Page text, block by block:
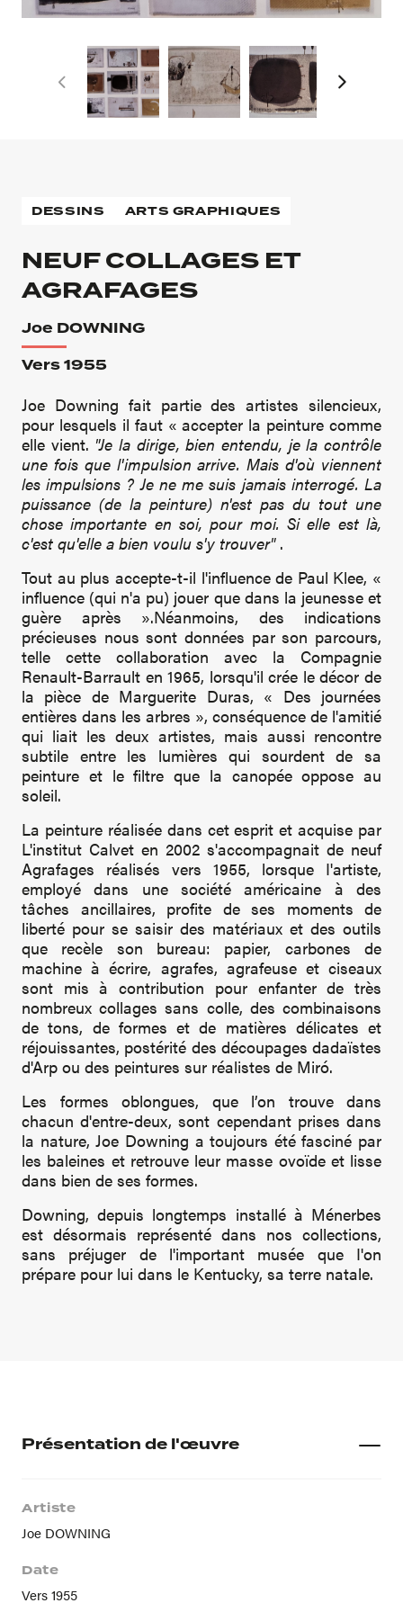
DESSINS ARTS GRAPHIQUES
NEUF COLLAGES ET
AGRAFAGES
Joe DOWNING
Vers 1955
Joe Downing fait partie des artistes silencieux,
pour lesquels il faut « accepter la peinture comme
elle vient. "Je la dirige, bien entendu, je la contrôle
une fois que l'impulsion arrive. Mais d'où viennent
les impulsions ? Je ne me suis jamais interrogé. La
puissance (de la peinture) n'est pas du tout une
chose importante en soi, pour moi. Si elle est là,
c'est qu'elle a bien voulu s'y trouver" .
Tout au plus accepte-t-il l'influence de Paul Klee, «
influence (qui n'a pu) jouer que dans la jeunesse et
guère après ».Néanmoins, des indications
précieuses nous sont données par son parcours,
telle cette collaboration avec la Compagnie
Renault-Barrault en 1965, lorsqu'il crée le décor de
la pièce de Marguerite Duras, « Des journées
entières dans les arbres », conséquence de l'amitié
qui liait les deux artistes, mais aussi rencontre
subtile entre les lumières qui sourdent de sa
peinture et le filtre que la canopée oppose au
soleil.
La peinture réalisée dans cet esprit et acquise par
L'institut Calvet en 2002 s'accompagnait de neuf
Agrafages réalisés vers 1955, lorsque I'artiste,
employé dans une société américaine à des
tâches ancillaires, profite de ses moments de
liberté pour se saisir des matériaux et des outils
que recèle son bureau: papier, carbones de
machine à écrire, agrafes, agrafeuse et ciseaux
sont mis à contribution pour enfanter de très
nombreux collages sans colle, des combinaisons
de tons, de formes et de matières délicates et
réjouissantes, postérité des découpages dadaïstes
d'Arp ou des peintures sur réalistes de Miró.
Les formes oblongues, que l’on trouve dans
chacun d'entre-deux, sont cependant prises dans
la nature, Joe Downing a toujours été fasciné par
les baleines et retrouve leur masse ovoïde et lisse
dans bien de ses formes.
Downing, depuis longtemps installé à Ménerbes
est désormais représenté dans nos collections,
sans préjuger de l'important musée que I'on
prépare pour lui dans le Kentucky, sa terre natale.
Présentation de l'œuvre
Artiste
Joe DOWNING
Date
Vers 1955